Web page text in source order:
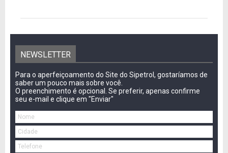
NEWSLETTER
Para o aperfeiçoamento do Site do Sipetrol, gostaríamos de
saber um pouco mais sobre você.
O preenchimento é opcional. Se preferir, apenas confirme
seu e-mail e clique em "Enviar"